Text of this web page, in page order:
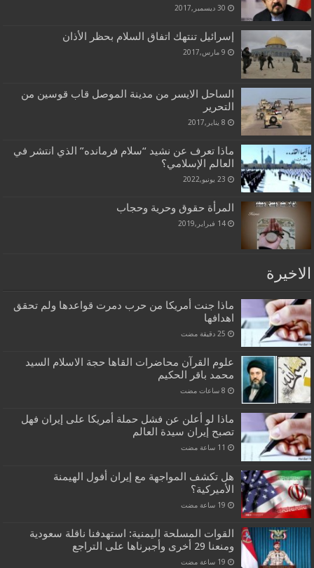
30 ديسمبر,2017
إسرائيل تنتهك اتفاق السلام بحظر الأذان
9 مارس,2017
الساحل الايسر من مدينة الموصل قاب قوسين من
التحرير
8 يناير,2017
ماذا تعرف عن نشيد “سلام فرمانده” الذي انتشر في
العالم الإسلامي؟
23 يونيو,2022
المرأة حقوق وحرية وحجاب
14 فبراير,2019
الاخيرة
ماذا جنت أمريكا من حرب دمرت قواعدها ولم تحقق
اهدافها
علوم القرآن محاضرات القاها حجة الاسلام السيد
محمد باقر الحكيم
ماذا لو أعلن عن فشل حملة أمريكا على إيران فهل
تصبح إيران سيدة العالم
هل تكشف المواجهة مع إيران أفول الهيمنة
الأميركية؟
القوات المسلحة اليمنية: استهدفنا ناقلة سعودية
ومنعنا 29 أخرى وأجبرناها على التراجع